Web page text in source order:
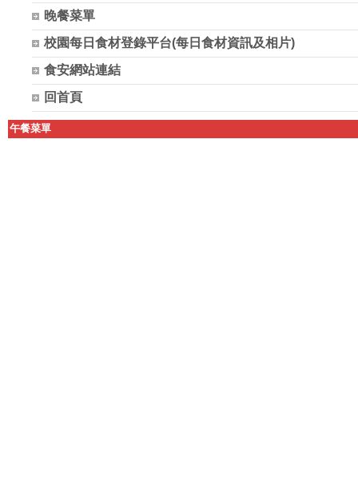
晚餐菜單
校園每日食材登錄平台(每日食材資訊及相片)
食安網站連結
回首頁
午餐菜單